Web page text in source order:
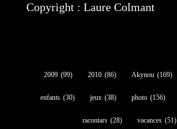
Copyright : Laure Colmant
2009 (99) 2010 (86) Akynou (169)
enfants (30) jeux (38) photo (156)
racontars (28) vacances (51)